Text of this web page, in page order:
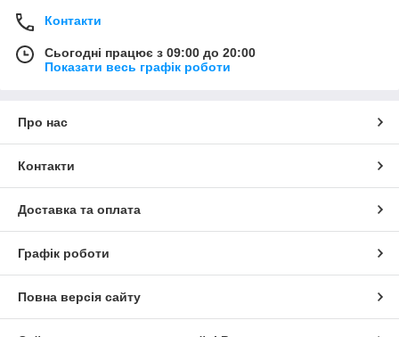
Контакти
Сьогодні працює з 09:00 до 20:00
Показати весь графік роботи
Про нас
Контакти
Доставка та оплата
Графік роботи
Повна версія сайту